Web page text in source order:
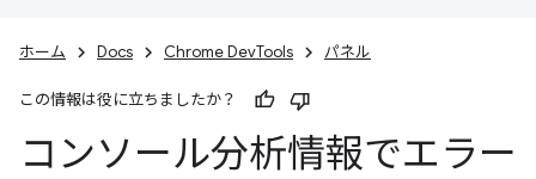
ホーム Docs Chrome DevTools パネル
この情報は役に立ちましたか？
コンソール分析情報でエラー